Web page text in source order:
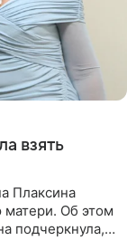
взять
Плаксина
матери. Об этом
подчеркнула,